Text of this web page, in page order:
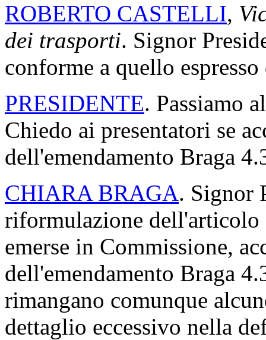
ROBERTO CASTELLI,
dei trasporti. Signor
conforme a quello
PRESIDENTE. Passiamo
Chiedo ai presentatori se
dell'emendamento Braga
CHIARA BRAGA. Signor
riformulazione dell'articolo
emerse in Commissione,
dell'emendamento Braga
rimangano comunque
dettaglio eccessivo nella